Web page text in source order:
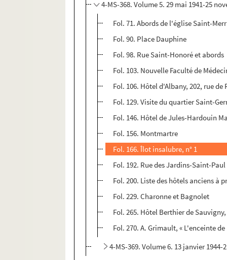
4-MS-368. Volume 5. 29 mai 1941-25
Fol. 71. Abords de l'église Saint-
Fol. 90. Place Dauphine
Fol. 98. Rue Saint-Honoré et abords
Fol. 103. Nouvelle Faculté de
Fol. 106. Hôtel d'Albany, 202, rue de
Fol. 129. Visite du quartier Saint-
Fol. 146. Hôtel de Jules-Hardouin
Fol. 156. Montmartre
Fol. 166. Îlot insalubre, n° 1
Fol. 192. Rue des Jardins-Saint-
Fol. 200. Liste des hôtels anciens à
Fol. 229. Charonne et Bagnolet
Fol. 265. Hôtel Berthier de
Fol. 270. A. Grimault, « L'enceinte
4-MS-369. Volume 6. 13 janvier 1944-